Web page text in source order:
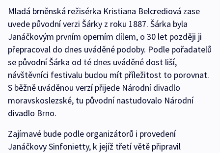
Mladá brněnská režisérka Kristiana Belcrediová zase
uvede původní verzi Šárky z roku 1887. Šárka byla
Janáčkovým prvním operním dílem, o 30 let později ji
přepracoval do dnes uváděné podoby. Podle pořadatelů
se původní Šárka od té dnes uváděné dost liší,
návštěvníci festivalu budou mít příležitost to porovnat.
S běžně uváděnou verzí přijede Národní divadlo
moravskoslezské, tu původní nastudovalo Národní
divadlo Brno.
Zajímavé bude podle organizátorů i provedení
Janáčkovy Sinfonietty, k jejíž třetí větě připravil